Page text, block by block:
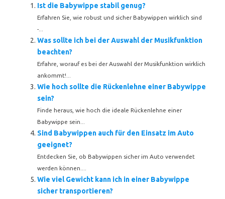
Ist die Babywippe stabil genug?
Erfahren Sie, wie robust und sicher Babywippen wirklich sind
-...
Was sollte ich bei der Auswahl der Musikfunktion
beachten?
Erfahre, worauf es bei der Auswahl der Musikfunktion wirklich
ankommt!...
Wie hoch sollte die Rückenlehne einer Babywippe
sein?
Finde heraus, wie hoch die ideale Rückenlehne einer
Babywippe sein...
Sind Babywippen auch für den Einsatz im Auto
geeignet?
Entdecken Sie, ob Babywippen sicher im Auto verwendet
werden können....
Wie viel Gewicht kann ich in einer Babywippe
sicher transportieren?